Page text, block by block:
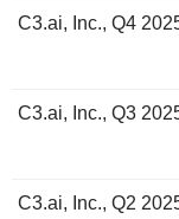
C3.ai, Inc., Q4
C3.ai, Inc., Q3
C3.ai, Inc., Q2